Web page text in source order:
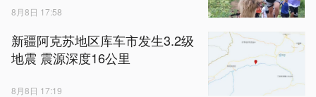
8月8日 17:58
新疆阿克苏地区库车市发生3.2级
地震 震源深度16公里
8月8日 17:19